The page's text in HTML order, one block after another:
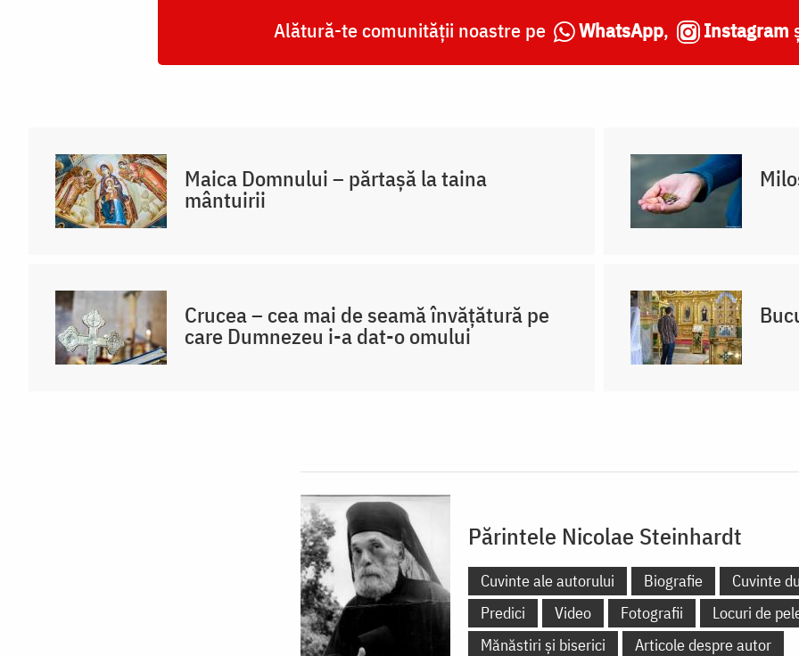
Alătură-te comunității noastre pe WhatsApp, Instagram
Maica Domnului – părtașă la taina
mântuirii
Crucea – cea mai de seamă învățătură pe
care Dumnezeu i-a dat-o omului
Părintele Nicolae Steinhardt
Cuvinte ale autorului Biografie
Cuvinte
Predici
Video Fotografii
Locuri de
Mănăstiri și biserici
Articole despre autor